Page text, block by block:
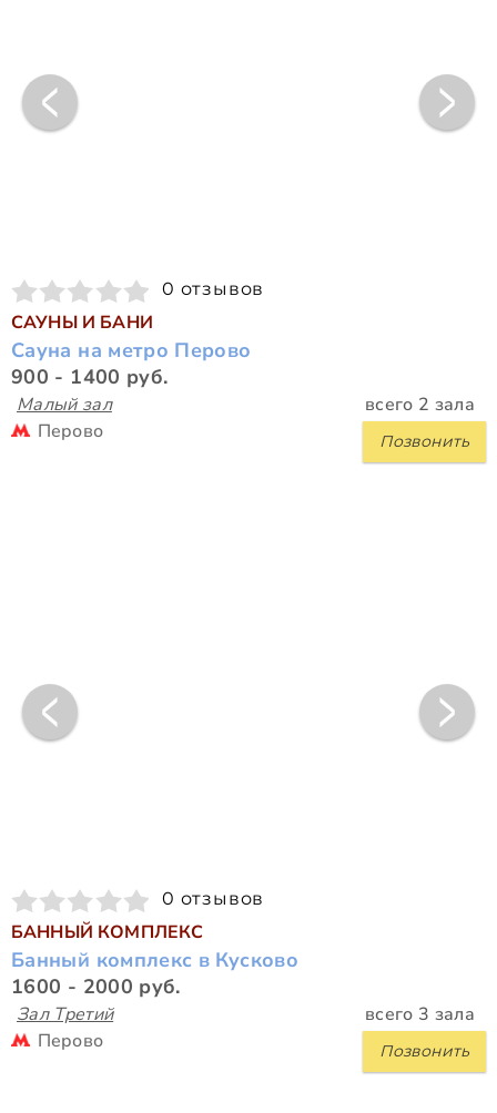
0 отзывов
САУНЫ И БАНИ
Сауна на метро Перово
900 - 1400 руб.
Малый зал всего 2 зала
Позвонить
Перово
0 отзывов
БАННЫЙ КОМПЛЕКС
Банный комплекс в Кусково
1600 - 2000 руб.
Зал Третий всего 3 зала
Позвонить
Перово